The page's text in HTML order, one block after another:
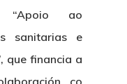
“Apoio ao
sanitarias e
que financia a
co